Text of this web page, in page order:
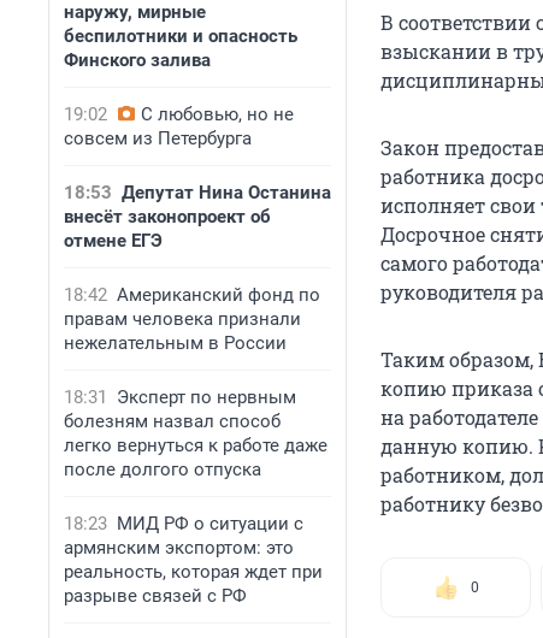
наружу, мирные
беспилотники и опасность
Финского залива
19:02
С любовью, но не
совсем из Петербурга
18:53 Депутат Нина Останина
внесёт законопроект об
отмене ЕГЭ
18:42 Американский фонд по
правам человека признали
нежелательным в России
18:31
Эксперт по нервным
болезням назвал способ
легко вернуться к работе даже
после долгого отпуска
18:23 МИД РФ о ситуации с
армянским экспортом: это
реальность, которая ждет при
разрыве связей с РФ
В соответствии
взыскании в
Закон
работника
исполняет
Досрочное
самого
руководителя
Таким образом,
копию приказа
на
данную копию.
работником,
работнику
0